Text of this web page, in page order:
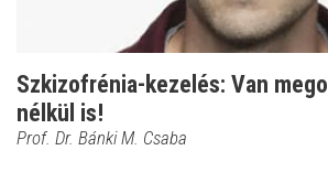
Szkizofrénia-kezelés: Van
nélkül is!
Prof. Dr. Bánki M. Csaba